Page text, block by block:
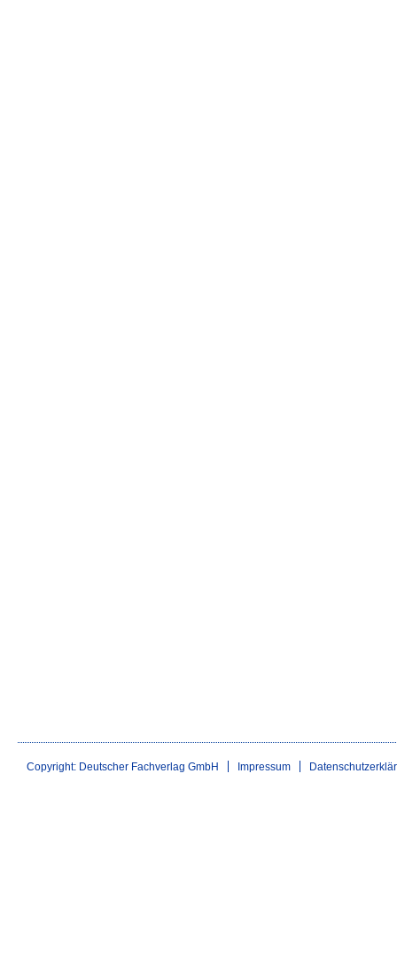
Copyright: Deutscher Fachverlag GmbH Impressum